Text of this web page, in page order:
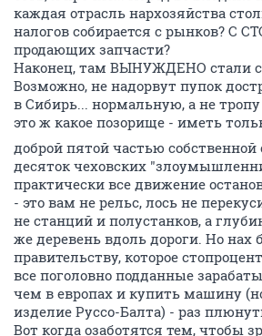
каждая отрасль нархозяйства
налогов собирается с рынков? С
продающих запчасти?
Наконец, там ВЫНУЖДЕНО стали
Возможно, не надорвут пупок
в Сибирь... нормальную, а не
это ж какое позорище - иметь
доброй пятой частью
десяток чеховских
практически все движение
- это вам не рельс, лось не
не станций и полустанков, а
же деревень вдоль дороги. Но нах
правительству, которое
все поголовно подданные
чем в европах и купить машину
изделие Руссо-Балта) - раз
Вот когда озаботятся тем, чтобы